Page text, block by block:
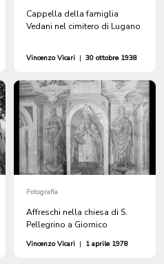
Cappella della famiglia
Vedani nel cimitero di Lugano
Vincenzo Vicari | 30 ottobre 1938
Fotografia
Affreschi nella chiesa di S.
Pellegrino a Giornico
Vincenzo Vicari | 1 aprile 1978